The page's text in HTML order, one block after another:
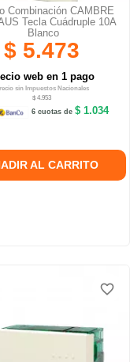
Combinación CAMBRE
Tecla Cuádruple 10A
Blanco
$ 5.473
web en 1 pago
sin Impuestos Nacionales
$ 4.953
6 cuotas de $ 1.034
AL CARRITO
favorite_border
favorite_border